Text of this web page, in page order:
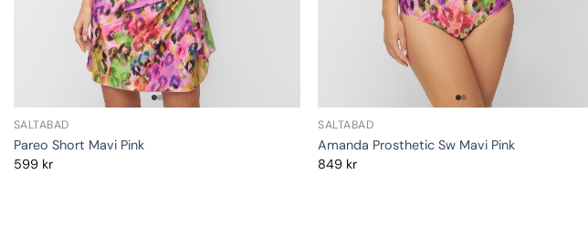
SALTABAD
Pareo Short Mavi Pink
599 kr
SALTABAD
Amanda Prosthetic Sw Mavi Pink
849 kr